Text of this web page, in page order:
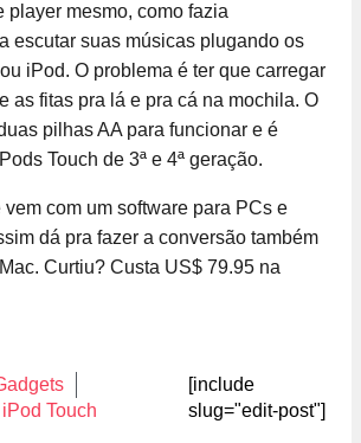
player mesmo, como fazia
escutar suas músicas plugando os
iPod. O problema é ter que carregar
as fitas pra lá e pra cá na mochila. O
pilhas AA para funcionar e é
Touch de 3ª e 4ª geração.
com um software para PCs e
dá pra fazer a conversão também
Curtiu? Custa US$ 79.95 na
iPod Touch
[include
slug="edit-post"]